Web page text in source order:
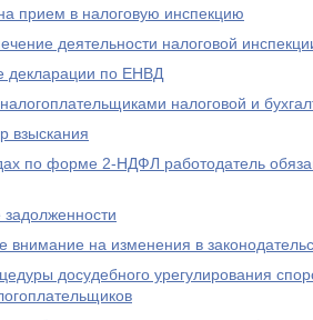
прием в налоговую инспекцию
деятельности налоговой
декларации по ЕНВД
налоговой и
взыскания
по форме 2-НДФЛ работодатель
задолженности
на изменения в
досудебного урегулирования